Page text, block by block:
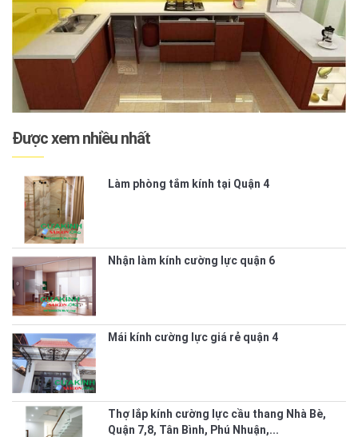
Được xem nhiều nhất
Làm phòng tắm kính tại Quận 4
Nhận làm kính cường lực quận 6
Mái kính cường lực giá rẻ quận 4
Thợ lắp kính cường lực cầu thang Nhà Bè,
Quận 7,8, Tân Bình, Phú Nhuận,...